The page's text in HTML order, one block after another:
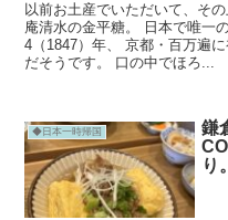
以前お土産でいただいて、そ
庵清水の金平糖。 日本で唯一
4（1847）年、 京都・百万遍
だそうです。 口の中でほろ...
◆日本一時帰国
鎌
り。